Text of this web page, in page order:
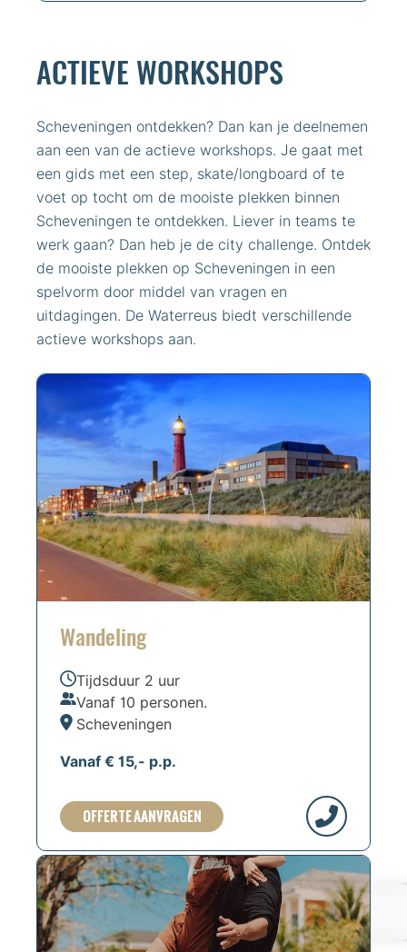
ACTIEVE WORKSHOPS
Scheveningen ontdekken? Dan kan je deelnemen
aan een van de actieve workshops. Je gaat met
een gids met een step, skate/longboard of te
voet op tocht om de mooiste plekken binnen
Scheveningen te ontdekken. Liever in teams te
werk gaan? Dan heb je de city challenge. Ontdek
de mooiste plekken op Scheveningen in een
spelvorm door middel van vragen en
uitdagingen. De Waterreus biedt verschillende
actieve workshops aan.
Wandeling
Tijdsduur 2 uur
Vanaf 10 personen.
Scheveningen
Vanaf € 15,- p.p.
OFFERTE AANVRAGEN